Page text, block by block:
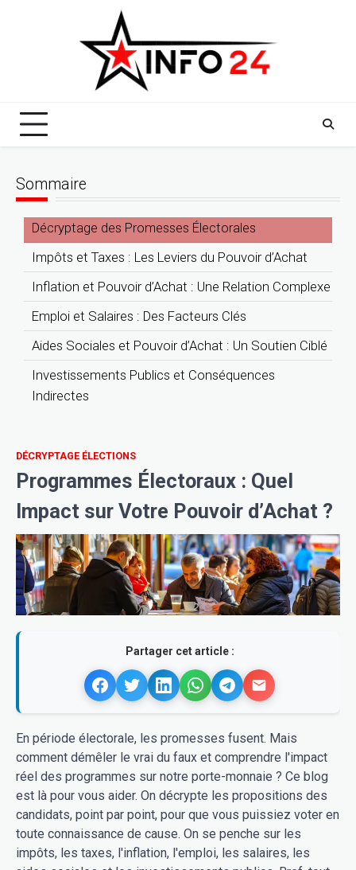
DÉCRYPTAGE ÉLECTIONS
Programmes Électoraux : Quel
Impact sur Votre Pouvoir d’Achat ?
Partager cet article :
En période électorale, les promesses fusent. Mais
comment démêler le vrai du faux et comprendre l'impact
réel des programmes sur notre porte-monnaie ? Ce blog
est là pour vous aider. On décrypte les propositions des
candidats, point par point, pour que vous puissiez voter en
toute connaissance de cause. On se penche sur les
impôts, les taxes, l'inflation, l'emploi, les salaires, les
Sommaire
Décryptage des Promesses Électorales
Impôts et Taxes : Les Leviers du Pouvoir d’Achat
Inflation et Pouvoir d’Achat : Une Relation Complexe
Emploi et Salaires : Des Facteurs Clés
Aides Sociales et Pouvoir d’Achat : Un Soutien Ciblé
Investissements Publics et Conséquences
Indirectes